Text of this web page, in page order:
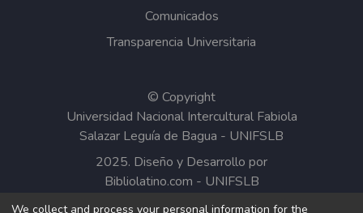
Comunicados
Transparencia Universitaria
© Copyright
Universidad Nacional Intercultural Fabiola
Salazar Leguía de Bagua - UNIFSLB
2025. Diseño y Desarrollo por
Bibliolatino.com - UNIFSLB
We collect and process your personal information for the